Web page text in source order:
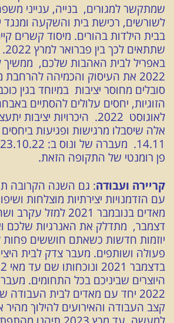
שמתקשר למגורים, בנייה, ענייני
לשורשים, רכישת בית והשקעה ומנגד
בבית הילדות בהורים. מיסוד קשרים
באפריל לבית האהבות שלכם, ממשיך
2022 את העיסוק והכמיהה
סובלים מחוסר יציבות במיוחד בגין
הזוגיות, יחסים עלולים להסתיים
לאוגוסט 2022. היכרויות
פן רומנטי של התקופה הזאת.
קריירה ועבודה: גם השנה הקרובה
עם הזדמנויות יצירתיות מוצלחות
מאדים בנובמבר 2021
דצמבר, מתדלק את האנרגיות שלכם
יוזמות חדשות כשאתם חוששים פחות
פעולה ושותפים. מעבר צדק לבית
היוצרים שביניכם בכל התחומים.
2022 יחד עם מאדים לבית
קצב העבודה והאירועים להילוך מהיר